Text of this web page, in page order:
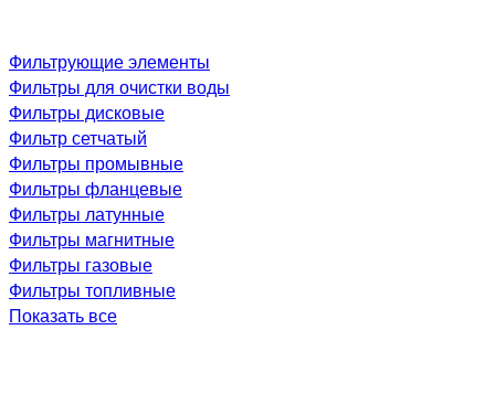
Фильтрующие элементы
Фильтры для очистки воды
Фильтры дисковые
Фильтр сетчатый
Фильтры промывные
Фильтры фланцевые
Фильтры латунные
Фильтры магнитные
Фильтры газовые
Фильтры топливные
Показать все